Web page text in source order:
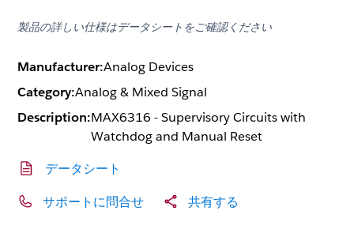
製品の詳しい仕様はデータシートをご確認ください
Manufacturer:Analog Devices
Category:Analog & Mixed Signal
Description:MAX6316 - Supervisory Circuits with
Watchdog and Manual Reset
データシート
サポートに問合せ 共有する